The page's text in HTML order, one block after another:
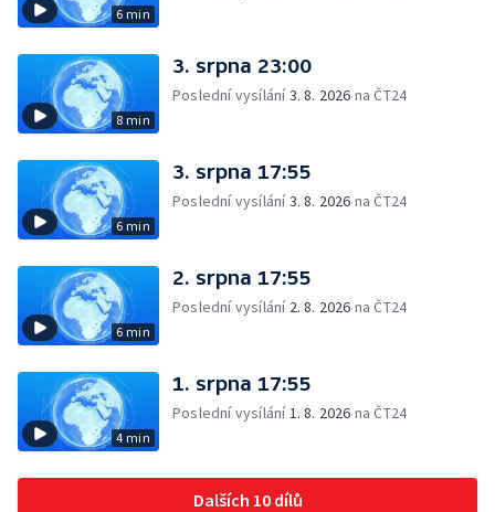
6 min
8 min
3. srpna 23:00
Poslední vysílání3. 8. 2026 na ČT24
6 min
3. srpna 17:55
Poslední vysílání3. 8. 2026 na ČT24
6 min
2. srpna 17:55
Poslední vysílání 2. 8. 2026 na ČT24
4 min
1. srpna 17:55
Poslední vysílání1. 8. 2026 na ČT24
Dalších 10 dílů